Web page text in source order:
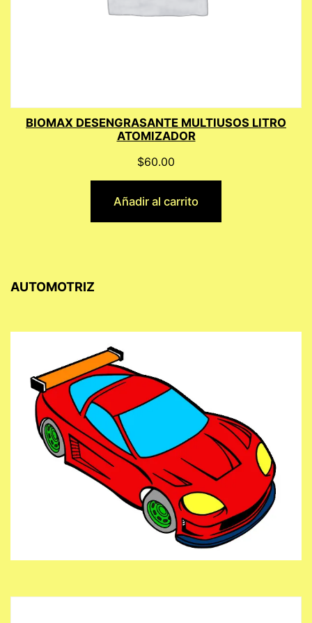
BIOMAX DESENGRASANTE MULTIUSOS LITRO
ATOMIZADOR
$60.00
Añadir al carrito
AUTOMOTRIZ